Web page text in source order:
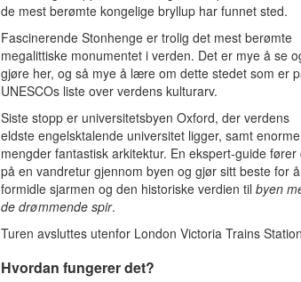
de mest berømte kongelige bryllup har funnet sted.
Fascinerende Stonhenge er trolig det mest berømte
megalittiske monumentet i verden. Det er mye å se
gjøre her, og så mye å lære om dette stedet som er
UNESCOs liste over verdens kulturarv.
Siste stopp er universitetsbyen Oxford, der verdens
eldste engelsktalende universitet ligger, samt enorme
mengder fantastisk arkitektur. En ekspert-guide fører
på en vandretur gjennom byen og gjør sitt beste for å
formidle sjarmen og den historiske verdien tilbyen
de drømmende spir.
Turen avsluttes utenfor London Victoria Trains
Hvordan fungerer det?